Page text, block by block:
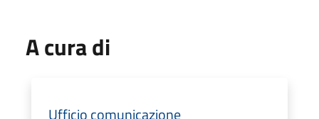
A cura di
Ufficio comunicazione